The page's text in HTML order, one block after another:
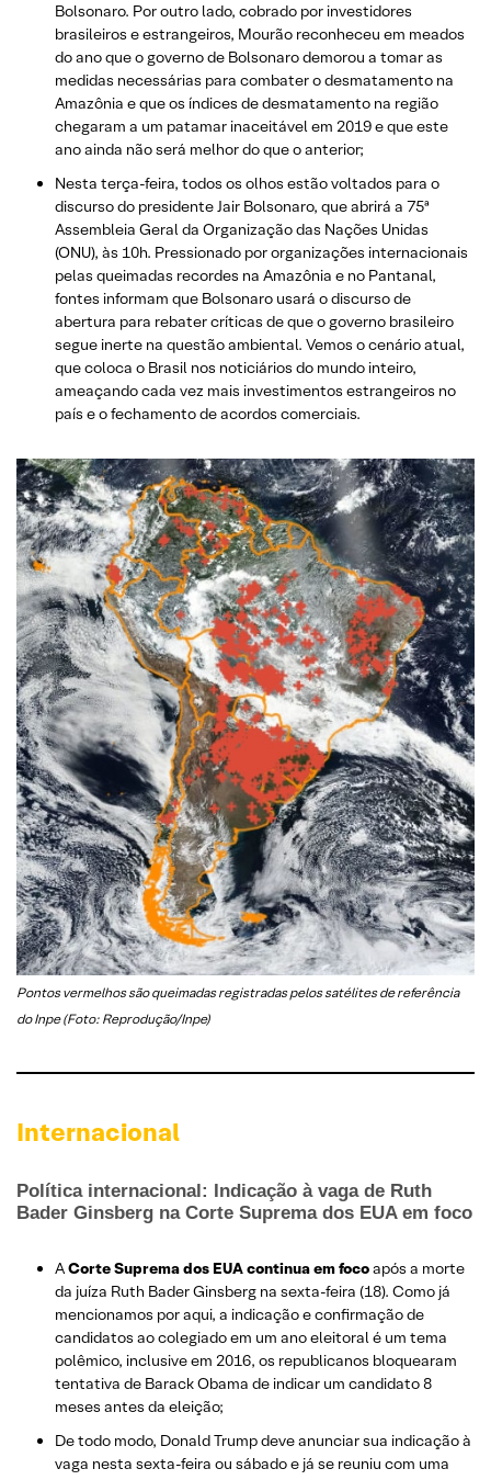
Bolsonaro. Por outro lado, cobrado por investidores
brasileiros e estrangeiros, Mourão reconheceu em meados
do ano que o governo de Bolsonaro demorou a tomar as
medidas necessárias para combater o desmatamento na
Amazônia e que os índices de desmatamento na região
chegaram a um patamar inaceitável em 2019 e que este
ano ainda não será melhor do que o anterior;
Nesta terça-feira, todos os olhos estão voltados para o
discurso do presidente Jair Bolsonaro, que abrirá a 75ª
Assembleia Geral da Organização das Nações Unidas
(ONU), às 10h. Pressionado por organizações internacionais
pelas queimadas recordes na Amazônia e no Pantanal,
fontes informam que Bolsonaro usará o discurso de
abertura para rebater críticas de que o governo brasileiro
segue inerte na questão ambiental. Vemos o cenário atual,
que coloca o Brasil nos noticiários do mundo inteiro,
ameaçando cada vez mais investimentos estrangeiros no
país e o fechamento de acordos comerciais.
Pontos vermelhos são queimadas registradas pelos satélites de referência
do Inpe (Foto: Reprodução/Inpe)
Internacional
Política internacional: Indicação à vaga de Ruth
Bader Ginsberg na Corte Suprema dos EUA em foco
ACorte Suprema dos EUA continua em focoapós a morte
da juíza Ruth Bader Ginsberg na sexta-feira (18). Como já
mencionamos por aqui, a indicação e confirmação de
candidatos ao colegiado em um ano eleitoral é um tema
polêmico, inclusive em 2016, os republicanos bloquearam
tentativa de Barack Obama de indicar um candidato 8
meses antes da eleição;
De todo modo, Donald Trump deve anunciar sua indicação à
vaga nesta sexta-feira ou sábado e já se reuniu com uma